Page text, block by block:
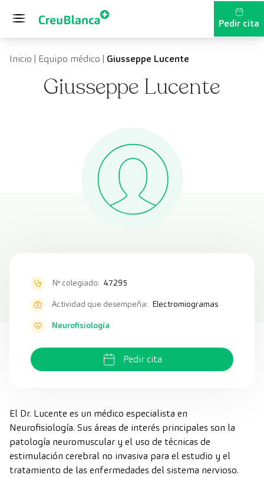
Pedir cita
Inicio | Equipo médico | Giusseppe Lucente
Giusseppe Lucente
Nº colegiado: 47295
Actividad que desempeña: Electromiogramas
Neurofisiología
Pedir cita
El Dr. Lucente es un médico especialista en
Neurofisiología. Sus áreas de interés principales son la
patología neuromuscular y el uso de técnicas de
estimulación cerebral no invasiva para el estudio y el
tratamiento de las enfermedades del sistema nervioso.